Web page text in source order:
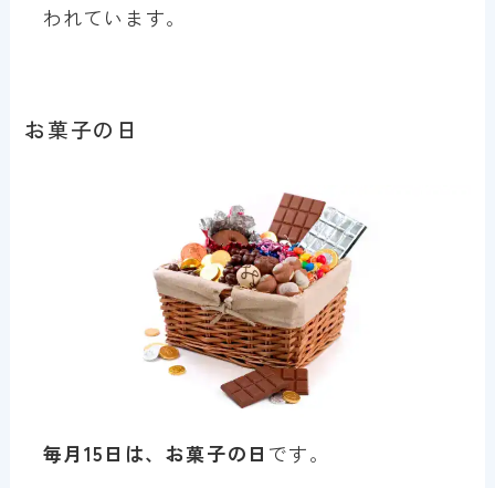
われています。
お菓子の日
毎月15日は、お菓子の日 です。